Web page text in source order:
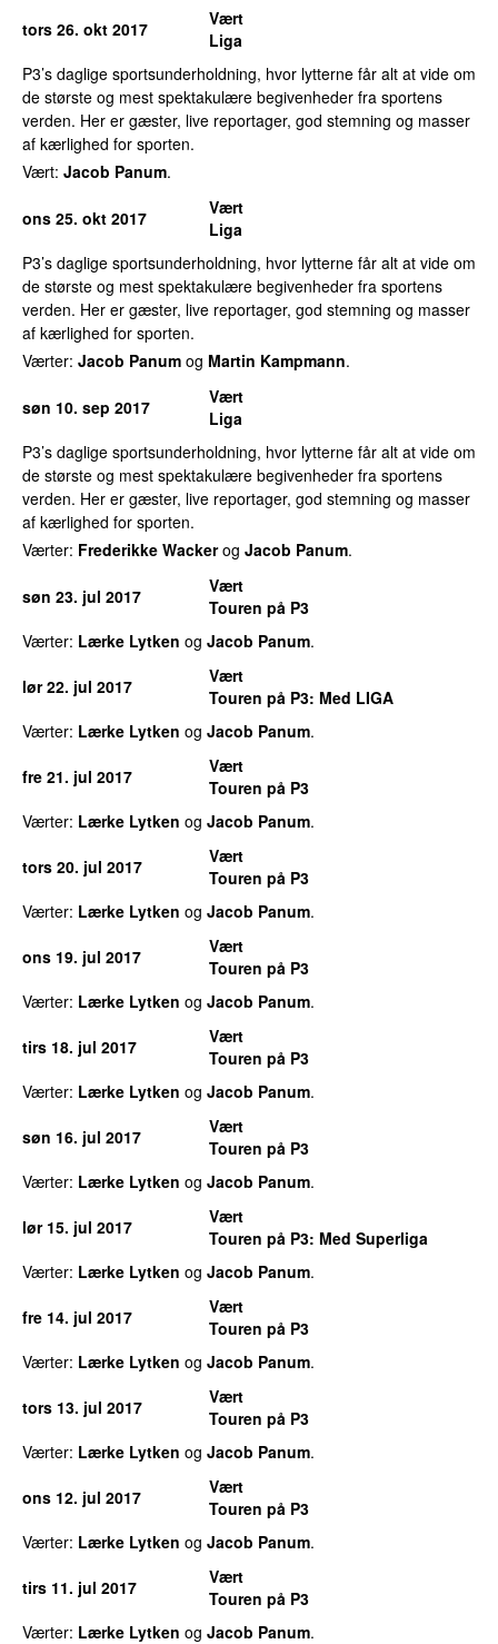
tors 26. okt 2017
Vært
Liga
P3’s daglige sportsunderholdning, hvor lytterne får alt at vide om
de største og mest spektakulære begivenheder fra sportens
verden. Her er gæster, live reportager, god stemning og masser
af kærlighed for sporten.
Vært: Jacob Panum.
ons 25. okt 2017
Vært
Liga
P3’s daglige sportsunderholdning, hvor lytterne får alt at vide om
de største og mest spektakulære begivenheder fra sportens
verden. Her er gæster, live reportager, god stemning og masser
af kærlighed for sporten.
Værter: Jacob Panum og Martin Kampmann.
søn 10. sep 2017
Vært
Liga
P3’s daglige sportsunderholdning, hvor lytterne får alt at vide om
de største og mest spektakulære begivenheder fra sportens
verden. Her er gæster, live reportager, god stemning og masser
af kærlighed for sporten.
Værter: Frederikke Wackerog Jacob Panum.
søn 23. jul 2017
Vært
Touren på P3
Værter: Lærke Lytken og Jacob Panum.
lør 22. jul 2017
Vært
Touren på P3: Med LIGA
Værter: Lærke Lytken og Jacob Panum.
fre 21. jul 2017
Vært
Touren på P3
Værter: Lærke Lytken og Jacob Panum.
tors 20. jul 2017
Vært
Touren på P3
Værter: Lærke Lytken og Jacob Panum.
ons 19. jul 2017
Vært
Touren på P3
Værter: Lærke Lytken og Jacob Panum.
tirs 18. jul 2017
Vært
Touren på P3
Værter: Lærke Lytken og Jacob Panum.
søn 16. jul 2017
Vært
Touren på P3
Værter: Lærke Lytken og Jacob Panum.
lør 15. jul 2017
Vært
Touren på P3: Med Superliga
Værter: Lærke Lytken og Jacob Panum.
fre 14. jul 2017
Vært
Touren på P3
Værter: Lærke Lytken og Jacob Panum.
tors 13. jul 2017
Vært
Touren på P3
Værter: Lærke Lytken og Jacob Panum.
ons 12. jul 2017
Vært
Touren på P3
Værter: Lærke Lytken og Jacob Panum.
tirs 11. jul 2017
Vært
Touren på P3
Værter: Lærke Lytken og Jacob Panum.